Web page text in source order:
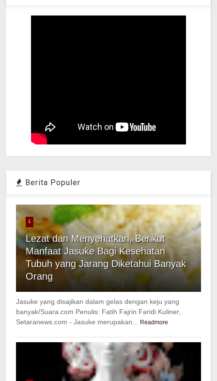
Berita Populer
1
Lezat dan Menyehatkan, Berikut
Manfaat Jasuke Bagi Kesehatan
Tubuh yang Jarang Diketahui Banyak
Orang
Jasuke yang disajikan dalam gelas dengan keju yang
banyak/Suara.com Penulis: Fatih Fajrin Faridi Kuliner,
Setaranews.com - Jasuke merupakan...
Readmore